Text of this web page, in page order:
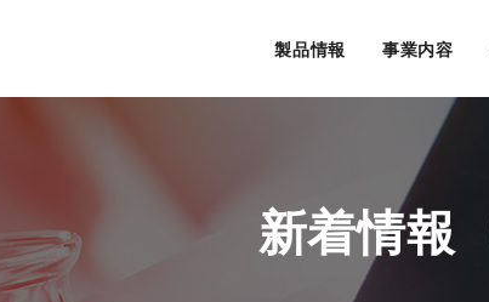
製品情報 事業内容
新着情報